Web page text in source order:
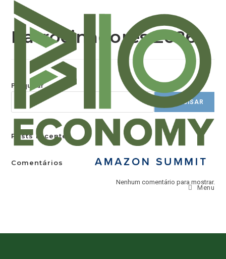
Menu
Patrocinadores 2026
Pesquisar
PESQUISAR
Posts recentes
Comentários
Nenhum comentário para mostrar.